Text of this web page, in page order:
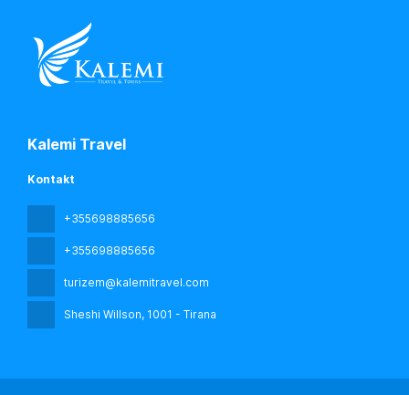
Kalemi Travel
Kontakt
+355698885656
+355698885656
turizem@kalemitravel.com
Sheshi Willson, 1001 - Tirana